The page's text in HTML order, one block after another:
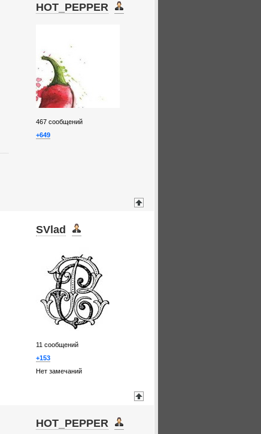
HOT_PEPPER
467 сообщений
+649
SVlad
11 сообщений
+153
Нет замечаний
HOT_PEPPER